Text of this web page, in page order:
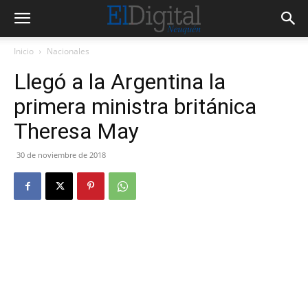
Inicio Nacionales
Llegó a la Argentina la
primera ministra británica
Theresa May
30 de noviembre de 2018